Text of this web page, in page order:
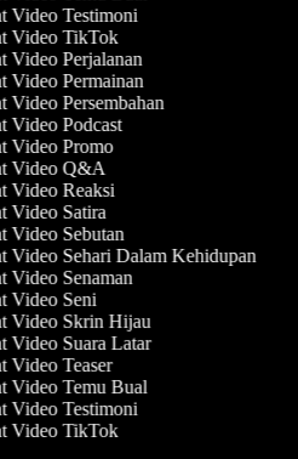
Video Testimoni
Video TikTok
Video Perjalanan
Video Permainan
Video Persembahan
Video Podcast
Video Promo
Video Q&A
Video Reaksi
Video Satira
Video Sebutan
Video Sehari Dalam Kehidupan
Video Senaman
Video Seni
Video Skrin Hijau
Video Suara Latar
Video Teaser
Video Temu Bual
Video Testimoni
Video TikTok